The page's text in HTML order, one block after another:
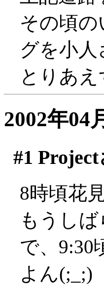
その頃
グを小
とりあ
2002年04
#1 Project
8時頃花
もうしば
で、9:30
よん(;_;)